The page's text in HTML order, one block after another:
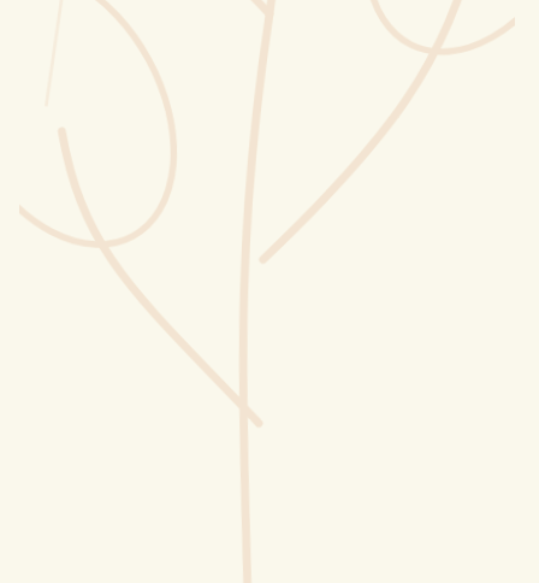
Wusstest du?
Sammlungen
Selber machen
Glossar